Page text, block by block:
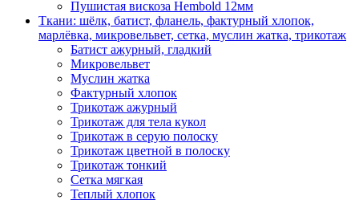
Пушистая вискоза Hembold 12мм
Ткани: шёлк, батист, фланель, фактурный хлопок,
марлёвка, микровельвет, сетка, муслин жатка, трикотаж
Батист ажурный, гладкий
Микровельвет
Муслин жатка
Фактурный хлопок
Трикотаж ажурный
Трикотаж для тела кукол
Трикотаж в серую полоску
Трикотаж цветной в полоску
Трикотаж тонкий
Сетка мягкая
Теплый хлопок